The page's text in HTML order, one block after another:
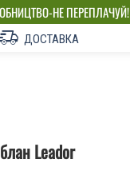
НЕ ПЕРЕПЛАЧУЙ!
ДОСТАВКА
Leador